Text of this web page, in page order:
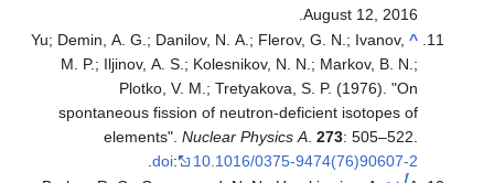
August 12,
2016
.
^
Yu; Demin, A. G.; Danilov, N. A.; Flerov, G. N.; Ivanov,
M. P.; Iljinov, A. S.; Kolesnikov, N. N.; Markov, B. N.;
Plotko, V. M.; Tretyakova, S. P. (1976). "On
spontaneous fission of neutron-deficient isotopes of
elements".Nuclear Physics A .273: 505–522.
doi: 10.1016/0375-9474(76)90607-2
.